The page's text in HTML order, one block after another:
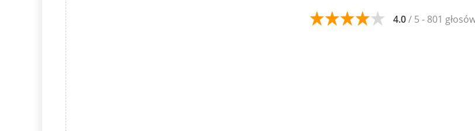
4.0/ 5 - 801